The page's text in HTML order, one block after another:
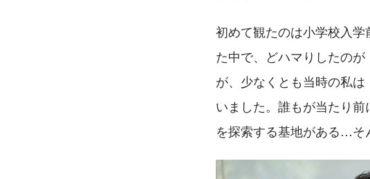
初めて観たのは小学校入
た中で、どハマりしたの
が、少なくとも当時の私
いました。誰もが当たり
を探索する基地がある…そ